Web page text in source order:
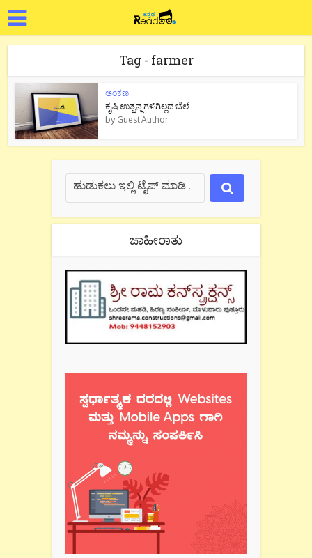
Tag - farmer
ಅಂಕಣ
ಕೃಷಿ ಉತ್ಪನ್ನಗಳಿಗಿಲ್ಲದ ಬೆಲೆ
byGuest Author
ಜಾಹೀರಾತು